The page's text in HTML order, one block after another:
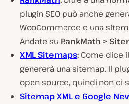
plugin SEO può anche
WooCommerce e una
Andate su RankMath >
XML Sitemaps: Come dice
genererà una sitemap. Il
open source, quindi non ci
Sitemap XML e Google